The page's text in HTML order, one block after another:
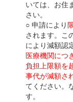
いては、お住
さい。
○ 申請により
されます。こ
により減額認
医療機関につ
負担上限額を
事代が減額さ
てください。
す。